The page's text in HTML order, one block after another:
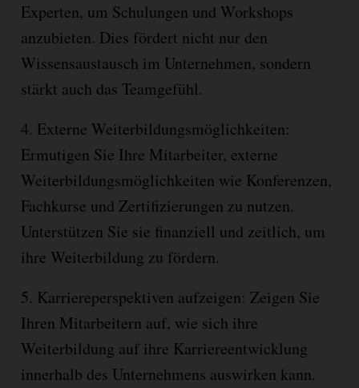
Experten, um Schulungen und Workshops
anzubieten. Dies fördert nicht nur den
Wissensaustausch im Unternehmen, sondern
stärkt auch das Teamgefühl.
4. Externe Weiterbildungsmöglichkeiten:
Ermutigen Sie Ihre Mitarbeiter, externe
Weiterbildungsmöglichkeiten wie Konferenzen,
Fachkurse und Zertifizierungen zu nutzen.
Unterstützen Sie sie finanziell und zeitlich, um
ihre Weiterbildung zu fördern.
5. Karriereperspektiven aufzeigen: Zeigen Sie
Ihren Mitarbeitern auf, wie sich ihre
Weiterbildung auf ihre Karriereentwicklung
innerhalb des Unternehmens auswirken kann.